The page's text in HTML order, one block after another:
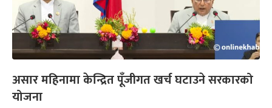
असार महिनामा केन्द्रित पूँजीगत खर्च घटाउने सरकारको
योजना